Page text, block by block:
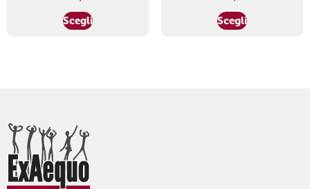
Scegli Scegli